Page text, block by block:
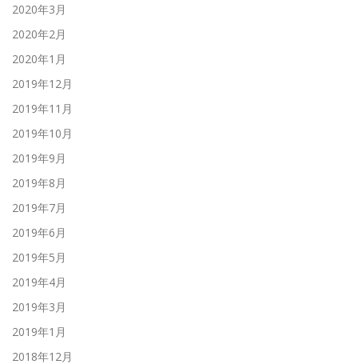
2020年3月
2020年2月
2020年1月
2019年12月
2019年11月
2019年10月
2019年9月
2019年8月
2019年7月
2019年6月
2019年5月
2019年4月
2019年3月
2019年1月
2018年12月